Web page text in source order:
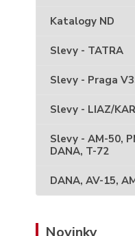
Katalogy ND
Slevy - TATRA
Slevy - Praga
Slevy - LIAZ/
Slevy - AM-50,
DANA, T-72
DANA, AV-15,
Novinky